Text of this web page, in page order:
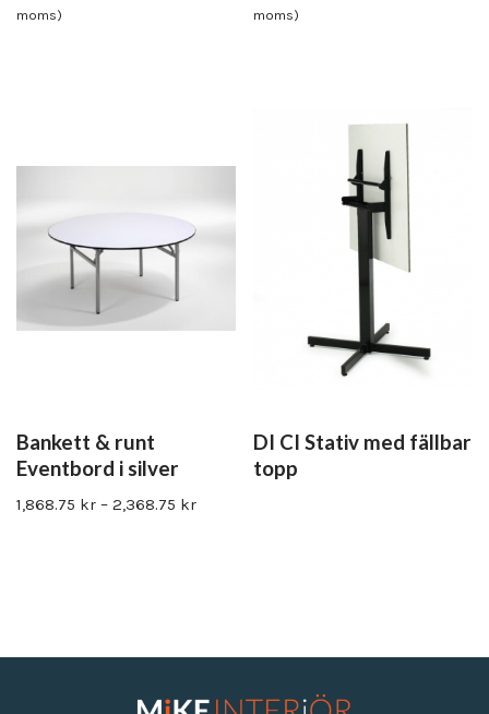
moms)
moms)
Bankett & runt
Eventbord i silver
1,868.75 kr – 2,368.75 kr
DI CI Stativ med fällbar
topp